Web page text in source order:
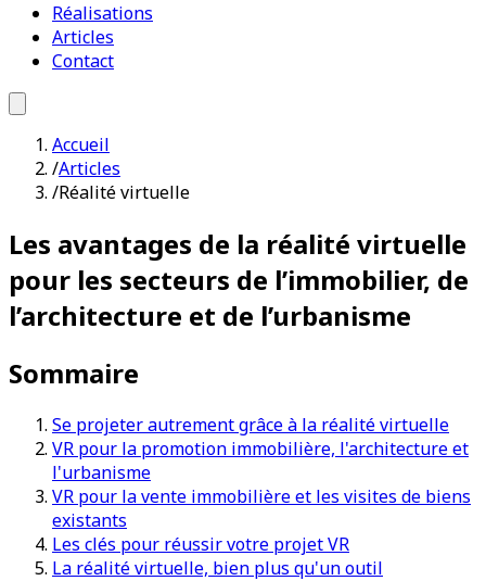
Réalisations
Articles
Contact
Accueil
/Articles
/Réalité virtuelle
Les avantages de la réalité virtuelle
pour les secteurs de l’immobilier, de
l’architecture et de l’urbanisme
Sommaire
Se projeter autrement grâce à la réalité virtuelle
VR pour la promotion immobilière, l'architecture et
l'urbanisme
VR pour la vente immobilière et les visites de biens
existants
Les clés pour réussir votre projet VR
La réalité virtuelle, bien plus qu'un outil